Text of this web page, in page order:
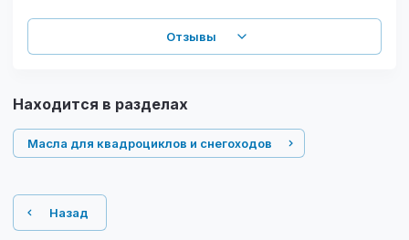
Отзывы
Находится в разделах
Масла для квадроциклов и снегоходов
Назад